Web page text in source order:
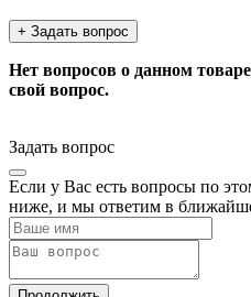
+ Задать вопрос
Нет вопросов о данном
свой вопрос.
Задать вопрос
Если у Вас есть вопросы по
ниже, и мы ответим в